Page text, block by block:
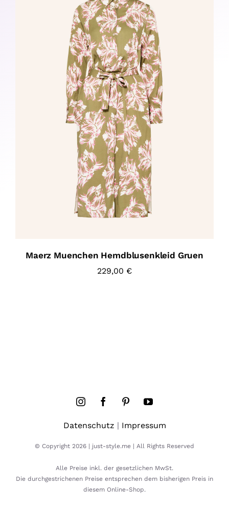
Maerz Muenchen Hemdblusenkleid Gruen
229,00 €
Datenschutz | Impressum
© Copyright 2026 | just-style.me | All Rights Reserved
Alle Preise inkl. der gesetzlichen MwSt.
Die durchgestrichenen Preise entsprechen dem bisherigen Preis in
diesem Online-Shop.